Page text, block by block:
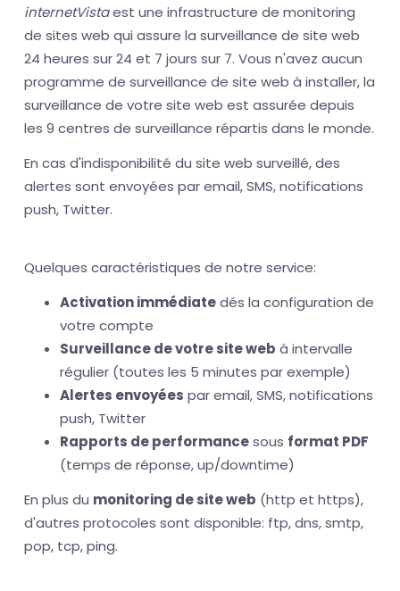
internetVistaest une infrastructure de monitoring
de sites web qui assure la surveillance de site web
24 heures sur 24 et 7 jours sur 7. Vous n'avez aucun
programme de surveillance de site web à installer, la
surveillance de votre site web est assurée depuis
les 9 centres de surveillance répartis dans le monde.
En cas d'indisponibilité du site web surveillé, des
alertes sont envoyées par email, SMS, notifications
push, Twitter.
Quelques caractéristiques de notre service:
Activation immédiatedés la configuration de
votre compte
Surveillance de votre site web à intervalle
régulier (toutes les 5 minutes par exemple)
Alertes envoyées par email, SMS, notifications
push, Twitter
Rapports de performancesous format PDF
(temps de réponse, up/downtime)
En plus du monitoring de site web (http et https),
d'autres protocoles sont disponible: ftp, dns, smtp,
pop, tcp, ping.